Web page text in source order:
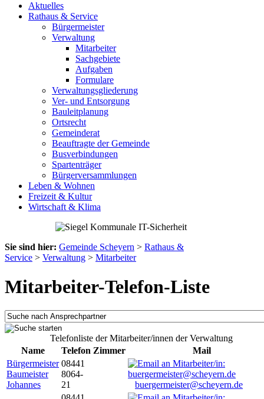
Aktuelles
Rathaus & Service
Bürgermeister
Verwaltung
Mitarbeiter
Sachgebiete
Aufgaben
Formulare
Verwaltungsgliederung
Ver- und Entsorgung
Bauleitplanung
Ortsrecht
Gemeinderat
Beauftragte der Gemeinde
Busverbindungen
Spartenträger
Bürgerversammlungen
Leben & Wohnen
Freizeit & Kultur
Wirtschaft & Klima
Sie sind hier: Gemeinde Scheyern > Rathaus &
Service > Verwaltung > Mitarbeiter
Mitarbeiter-Telefon-Liste
Telefonliste der Mitarbeiter/innen der Verwaltung
Name
Telefon Zimmer
Mail
Bürgermeister
Baumeister
Johannes
08441
8064-
21
buergermeister@scheyern.de